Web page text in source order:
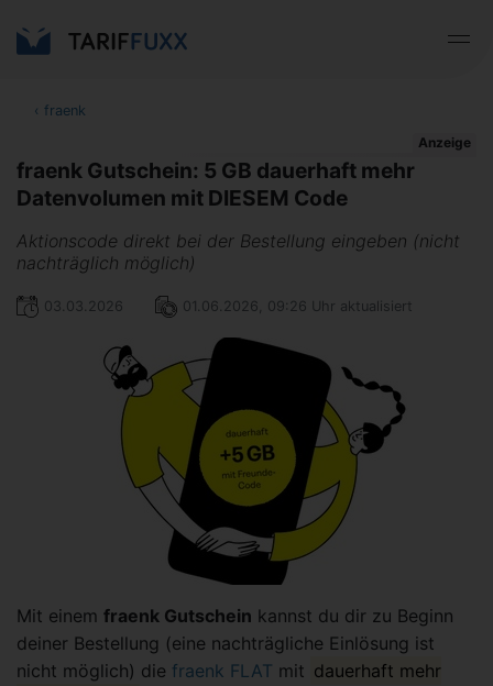
‹ fraenk
Anzeige
fraenk Gutschein: 5 GB dauerhaft mehr
Datenvolumen mit DIESEM Code
Aktionscode direkt bei der Bestellung eingeben (nicht
nachträglich möglich)
03.03.2026 01.06.2026, 09:26 Uhr aktualisiert
Mit einem fraenk Gutschein kannst du dir zu Beginn
deiner Bestellung (eine nachträgliche Einlösung ist
nicht möglich) die fraenk FLAT mit dauerhaft mehr